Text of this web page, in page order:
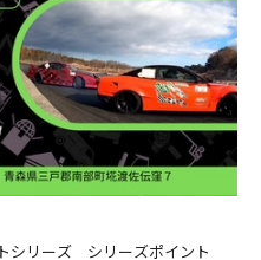
シリーズ シリーズポイント